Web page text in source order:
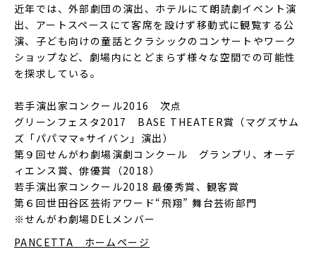
近年では、外部劇団の演出、ホテルにて朗読劇イベント演
出、アートスペースにて客席を設けず移動式に観覧する公
演、子ども向けの童話とクラシックのコンサートやワーク
ショップなど、劇場内にとどまらず様々な空間での可能性
を探求している。
若手演出家コンクール2016 次点
グリーンフェスタ2017 BASE THEATER賞（マグズサム
ズ「パパママ⭐︎サイバン」演出）
第９回せんがわ劇場演劇コンクール グランプリ、オーデ
ィエンス賞、俳優賞（2018）
若手演出家コンクール2018 最優秀賞、観客賞
第６回世田谷区芸術アワード“飛翔” 舞台芸術部門
※せんがわ劇場DELメンバー
PANCETTA ホームページ